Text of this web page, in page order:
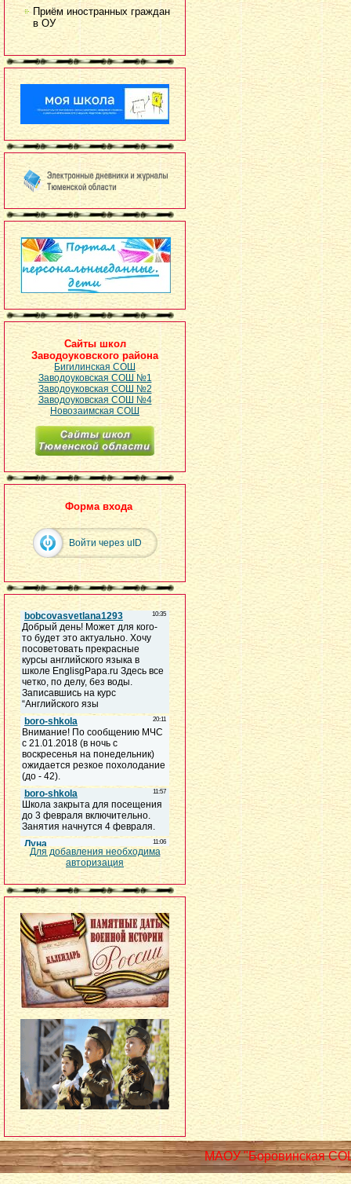
Приём иностранных граждан
в ОУ
Сайты школ
Заводоуковского района
Бигилинская СОШ
Заводоуковская СОШ №1
Заводоуковская СОШ №2
Заводоуковская СОШ №4
Новозаимская СОШ
Форма входа
Войти через uID
Для добавления необходима
авторизация
МАОУ "Боровинская